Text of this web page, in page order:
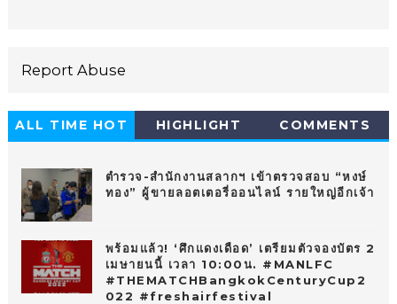
Report Abuse
ALL TIME HOT
HIGHLIGHT COMMENTS
ตำรวจ-สำนักงานสลากฯ เข้าตรวจสอบ “หงษ์
ทอง” ผู้ขายลอตเตอรี่ออนไลน์ รายใหญ่อีกเจ้า
พร้อมแล้ว! ‘ศึกแดงเดือด’ เตรียมตัวจองบัตร 2
เมษายนนี้ เวลา 10:00น. #MANLFC
#THEMATCHBangkokCenturyCup2
022 #freshairfestival